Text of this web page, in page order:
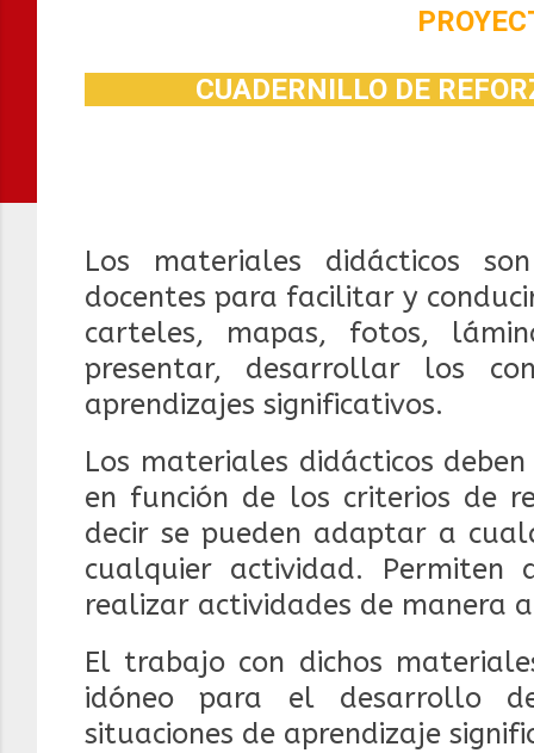
CUADERNILLO DE
Los materiales didácticos
docentes para facilitar y
carteles, mapas, fotos,
presentar, desarrollar los
aprendizajes significativos.
Los materiales didácticos
en función de los criterios de
decir se pueden adaptar a
cualquier actividad.
realizar actividades de manera
El trabajo con dichos
idóneo para el desarrollo
situaciones de aprendizaje